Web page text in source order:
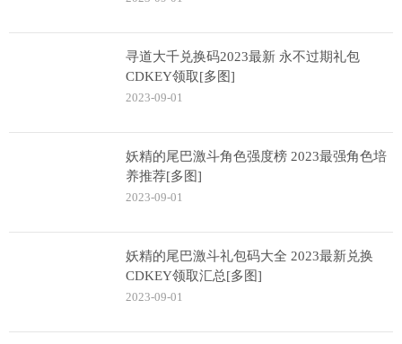
寻道大千兑换码2023最新 永不过期礼包
CDKEY领取[多图]
2023-09-01
妖精的尾巴激斗角色强度榜 2023最强角色培
养推荐[多图]
2023-09-01
妖精的尾巴激斗礼包码大全 2023最新兑换
CDKEY领取汇总[多图]
2023-09-01